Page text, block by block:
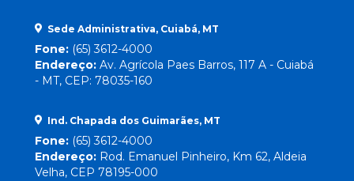
Sede Administrativa, Cuiabá, MT
Fone: (65) 3612-4000
Endereço: Av. Agrícola Paes Barros, 117 A - Cuiabá
- MT, CEP: 78035-160
Ind. Chapada dos Guimarães, MT
Fone: (65) 3612-4000
Endereço: Rod. Emanuel Pinheiro, Km 62, Aldeia
Velha, CEP 78195-000